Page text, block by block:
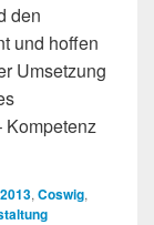
den
und hoffen
Umsetzung
Kompetenz
2013, Coswig,